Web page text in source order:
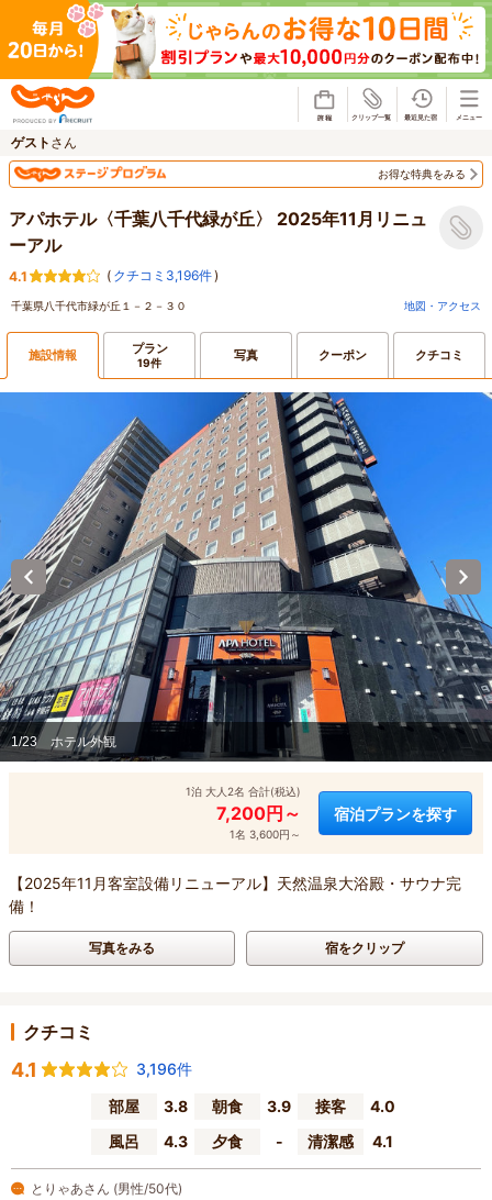
ゲスト さん
お得な特典をみる
アパホテル〈千葉八千代緑が丘〉 2025年11月リニュ
ーアル
4.1 ( クチコミ3,196件)
千葉県八千代市緑が丘１－２－３０ 地図・アクセス
施設情報 プラン
19件 写真 クーポン クチコミ
1/23 ホテル外観
1泊 大人2名 合計(税込)
7,200円～
1名 3,600円～
宿泊プランを探す
【2025年11月客室設備リニューアル】天然温泉大浴殿・サウナ完
備！
写真をみる 宿をクリップ
クチコミ
4.1
3,196件
部屋
3.8 朝食 3.9 接客
4.0
風呂
4.3 夕食 - 清潔感 4.1
とりゃあさん (男性/50代)